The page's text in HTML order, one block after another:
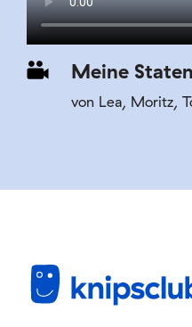
Meine
von Lea, Moritz,